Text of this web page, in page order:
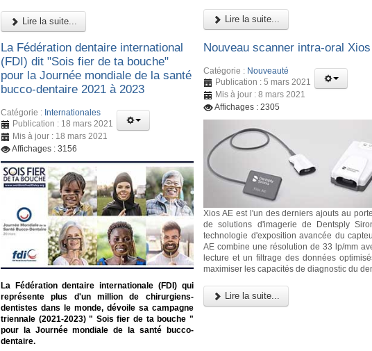
Lire la suite... Lire la suite...
La Fédération dentaire international
(FDI) dit "Sois fier de ta bouche"
pour la Journée mondiale de la santé
bucco-dentaire 2021 à 2023
Catégorie : Internationales
Publication : 18 mars 2021
Mis à jour : 18 mars 2021
Affichages : 3156
La Fédération dentaire internationale (FDI) qui
représente plus d'un million de chirurgiens-
dentistes dans le monde, dévoile sa campagne
triennale (2021-2023) " Sois fier de ta bouche "
pour la Journée mondiale de la santé bucco-
dentaire.
Nouveau scanner intra-oral
Catégorie : Nouveauté
Publication : 5 mars 2021
Mis à jour : 8 mars 2021
Affichages : 2305
Xios AE est l'un des derniers ajouts au
de solutions d'imagerie de Dentsply
technologie d'exposition avancée du
AE combine une résolution de 33 lp/mm
lecture et un filtrage des données
maximiser les capacités de diagnostic du
Lire la suite...